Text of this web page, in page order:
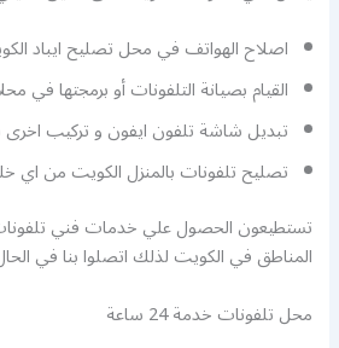
اصلاح الهواتف في محل تصليح ايباد
القيام بصيانة التلفونات أو برمجتها في
تبديل شاشة تلفون ايفون و تركيب اخرى
تصليح تلفونات بالمنزل الكويت من اي
تستطيعون الحصول علي خدمات فني
المناطق في الكويت لذلك اتصلوا بنا في
محل تلفونات خدمة 24 ساعة